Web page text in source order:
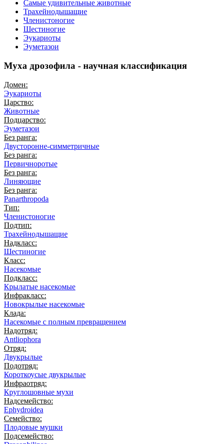
Самые удивительные животные
Трахейнодышащие
Членистоногие
Шестиногие
Эукариоты
Эуметазои
Муха дрозофила - научная классификация
Домен:
Эукариоты
Царство:
Животные
Подцарство:
Эуметазои
Без ранга:
Двусторонне-симметричные
Без ранга:
Первичноротые
Без ранга:
Линяющие
Без ранга:
Panarthropoda
Тип:
Членистоногие
Подтип:
Трахейнодышащие
Надкласс:
Шестиногие
Класс:
Насекомые
Подкласс:
Крылатые насекомые
Инфракласс:
Новокрылые насекомые
Клада:
Насекомые с полным превращением
Надотряд:
Antliophora
Отряд:
Двукрылые
Подотряд:
Короткоусые двукрылые
Инфраотряд:
Круглошовные мухи
Надсемейство:
Ephydroidea
Семейство:
Плодовые мушки
Подсемейство: